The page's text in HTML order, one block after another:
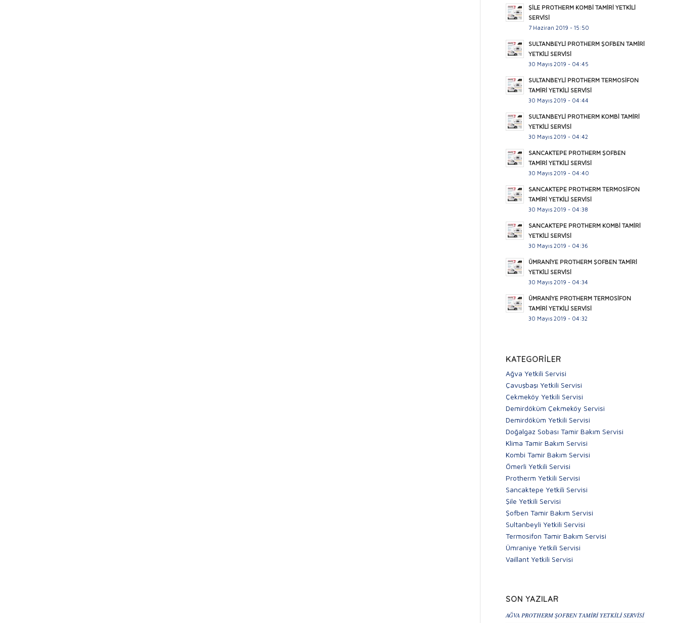
ŞİLE PROTHERM KOMBİ TAMİRİ YETKİLİ
SERVİSİ
7 Haziran 2019 - 15:50
SULTANBEYLİ PROTHERM ŞOFBEN TAMİRİ
YETKİLİ SERVİSİ
30 Mayıs 2019 - 04:45
SULTANBEYLİ PROTHERM TERMOSİFON
TAMİRİ YETKİLİ SERVİSİ
30 Mayıs 2019 - 04:44
SULTANBEYLİ PROTHERM KOMBİ TAMİRİ
YETKİLİ SERVİSİ
30 Mayıs 2019 - 04:42
SANCAKTEPE PROTHERM ŞOFBEN
TAMİRİ YETKİLİ SERVİSİ
30 Mayıs 2019 - 04:40
SANCAKTEPE PROTHERM TERMOSİFON
TAMİRİ YETKİLİ SERVİSİ
30 Mayıs 2019 - 04:38
SANCAKTEPE PROTHERM KOMBİ TAMİRİ
YETKİLİ SERVİSİ
30 Mayıs 2019 - 04:36
ÜMRANİYE PROTHERM ŞOFBEN TAMİRİ
YETKİLİ SERVİSİ
30 Mayıs 2019 - 04:34
ÜMRANİYE PROTHERM TERMOSİFON
TAMİRİ YETKİLİ SERVİSİ
30 Mayıs 2019 - 04:32
KATEGORILER
Ağva Yetkili Servisi
Çavuşbaşı Yetkili Servisi
Çekmeköy Yetkili Servisi
Demirdöküm Çekmeköy Servisi
Demirdöküm Yetkili Servisi
Doğalgaz Sobası Tamir Bakım Servisi
Klima Tamir Bakım Servisi
Kombi Tamir Bakım Servisi
Ömerli Yetkili Servisi
Protherm Yetkili Servisi
Sancaktepe Yetkili Servisi
Şile Yetkili Servisi
Şofben Tamir Bakım Servisi
Sultanbeyli Yetkili Servisi
Termosifon Tamir Bakım Servisi
Ümraniye Yetkili Servisi
Vaillant Yetkili Servisi
SON YAZILAR
AĞVA PROTHERM ŞOFBEN TAMİRİ YETKİLİ SERVİSİ